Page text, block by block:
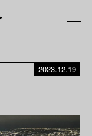
2023.12.19